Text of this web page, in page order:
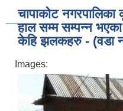
चापाकोट नगरपालिका
हाल सम्म सम्पन्न भएका
केहि झलकहरु - (वडा
Images: